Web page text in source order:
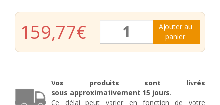
159,77€
Ajouter au
panier
Grille
de
en
fer
forgé
Vos produits sont livrés
sous approximativement 15 jours.
Ce délai peut varier en fonction de votre